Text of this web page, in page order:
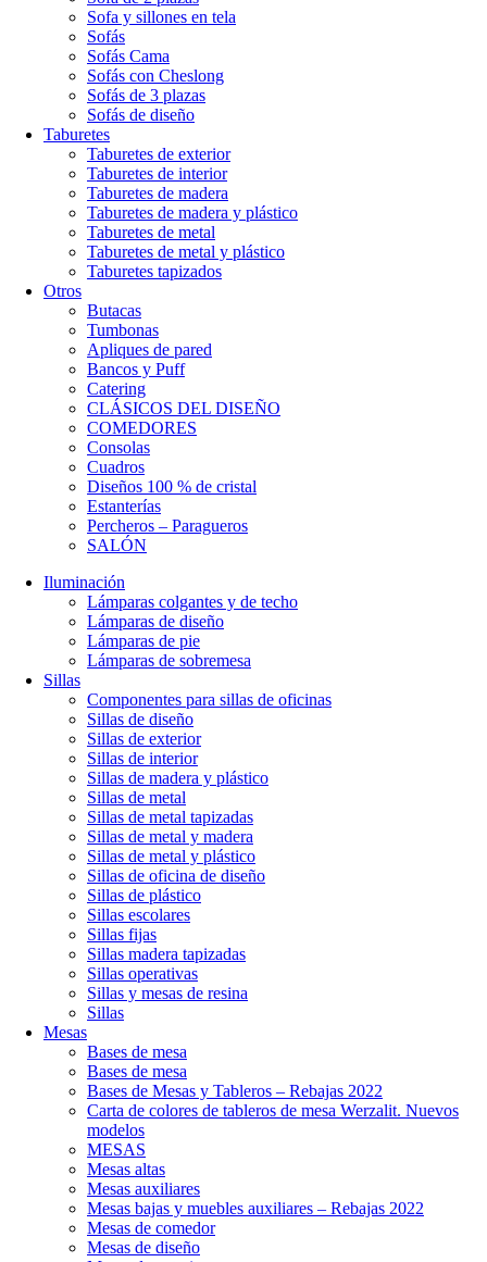
Sofa y sillones en tela
Sofás
Sofás Cama
Sofás con Cheslong
Sofás de 3 plazas
Sofás de diseño
Taburetes
Taburetes de exterior
Taburetes de interior
Taburetes de madera
Taburetes de madera y plástico
Taburetes de metal
Taburetes de metal y plástico
Taburetes tapizados
Otros
Butacas
Tumbonas
Apliques de pared
Bancos y Puff
Catering
CLÁSICOS DEL DISEÑO
COMEDORES
Consolas
Cuadros
Diseños 100 % de cristal
Estanterías
Percheros – Paragueros
SALÓN
Iluminación
Lámparas colgantes y de techo
Lámparas de diseño
Lámparas de pie
Lámparas de sobremesa
Sillas
Componentes para sillas de oficinas
Sillas de diseño
Sillas de exterior
Sillas de interior
Sillas de madera y plástico
Sillas de metal
Sillas de metal tapizadas
Sillas de metal y madera
Sillas de metal y plástico
Sillas de oficina de diseño
Sillas de plástico
Sillas escolares
Sillas fijas
Sillas madera tapizadas
Sillas operativas
Sillas y mesas de resina
Sillas
Mesas
Bases de mesa
Bases de mesa
Bases de Mesas y Tableros – Rebajas 2022
Carta de colores de tableros de mesa Werzalit. Nuevos
modelos
MESAS
Mesas altas
Mesas auxiliares
Mesas bajas y muebles auxiliares – Rebajas 2022
Mesas de comedor
Mesas de diseño